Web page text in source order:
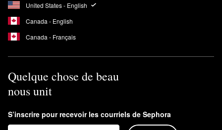
United States - English
Canada - English
Canada - Français
Quelque chose de beau
nous unit
S’inscrire pour recevoir les courriels de Sephora